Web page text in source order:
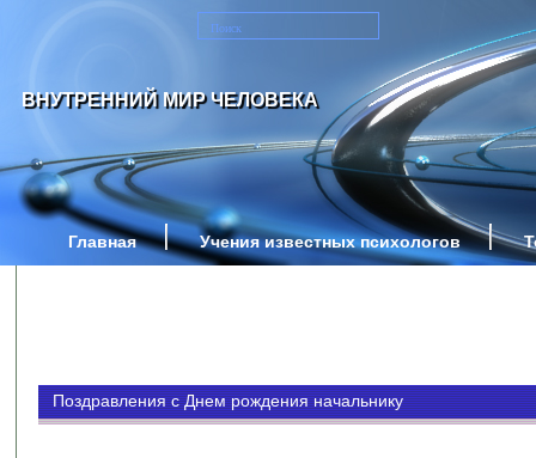
ВНУТРЕННИЙ МИР ЧЕЛОВЕКА
Главная Учения известных психологов
Поздравления с Днем рождения начальнику